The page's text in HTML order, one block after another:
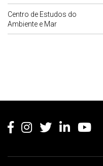
Centro de Estudos do
Ambiente e Mar